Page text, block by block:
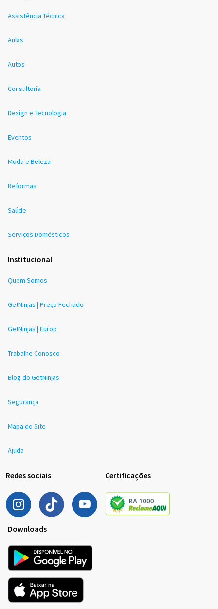
Assistência Técnica
Aulas
Autos
Consultoria
Design e Tecnologia
Eventos
Moda e Beleza
Reformas
Saúde
Serviços Domésticos
Institucional
Quem Somos
GetNinjas | Preço Fechado
GetNinjas | Europ
Trabalhe Conosco
Blog do GetNinjas
Segurança
Mapa do Site
Ajuda
Redes sociais Certificações
Downloads